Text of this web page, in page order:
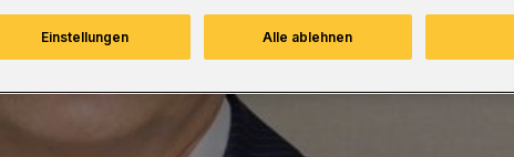
Einstellungen Alle ablehnen